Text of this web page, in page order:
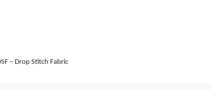
– Drop Stitch Fabric